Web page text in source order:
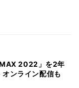
2022」を2年
ンライン配信も